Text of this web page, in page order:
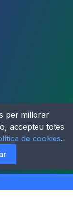
per millorar
accepteu totes
de cookies.